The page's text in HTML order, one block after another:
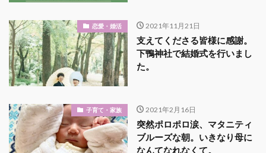
恋愛・婚活 2021年11月21日
支えてくださる皆様に感謝。
下鴨神社で結婚式を行いまし
た。
子育て・家族 2021年2月16日
突然ポロポロ涙、マタニティ
ブルーズな朝。いきなり母に
なんてなれなくて。